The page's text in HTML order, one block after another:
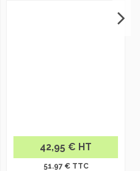
42,95 € HT
51.97 € TTC